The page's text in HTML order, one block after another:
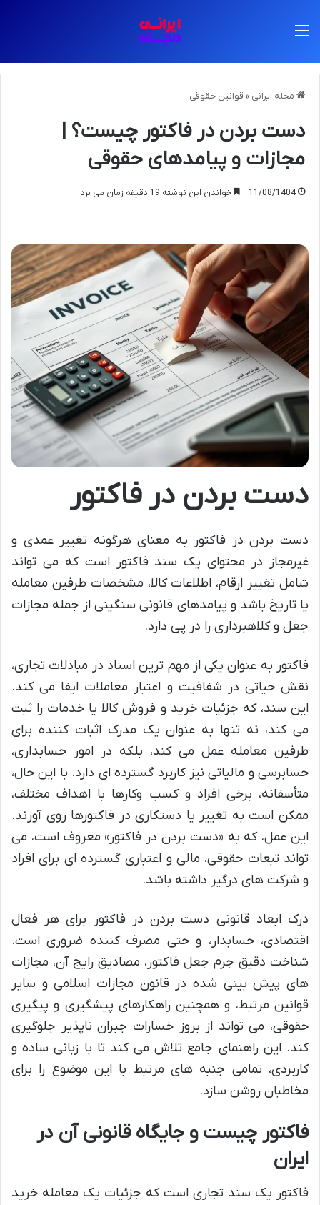
مجله ایرانی » قوانین حقوقی
دست بردن در فاکتور چیست؟ |
مجازات و پیامدهای حقوقی
11/08/1404 خواندن این نوشته 19 دقیقه زمان می برد
دست بردن در فاکتور
دست بردن در فاکتور به معنای هرگونه تغییر عمدی و
غیرمجاز در محتوای یک سند فاکتور است که می تواند
شامل تغییر ارقام، اطلاعات کالا، مشخصات طرفین معامله
یا تاریخ باشد و پیامدهای قانونی سنگینی از جمله مجازات
جعل و کلاهبرداری را در پی دارد.
فاکتور به عنوان یکی از مهم ترین اسناد در مبادلات تجاری،
نقش حیاتی در شفافیت و اعتبار معاملات ایفا می کند.
این سند، که جزئیات خرید و فروش کالا یا خدمات را ثبت
می کند، نه تنها به عنوان یک مدرک اثبات کننده برای
طرفین معامله عمل می کند، بلکه در امور حسابداری،
حسابرسی و مالیاتی نیز کاربرد گسترده ای دارد. با این حال،
متأسفانه، برخی افراد و کسب وکارها با اهداف مختلف،
ممکن است به تغییر یا دستکاری در فاکتورها روی آورند.
این عمل، که به «دست بردن در فاکتور» معروف است، می
تواند تبعات حقوقی، مالی و اعتباری گسترده ای برای افراد
و شرکت های درگیر داشته باشد.
درک ابعاد قانونی دست بردن در فاکتور برای هر فعال
اقتصادی، حسابدار، و حتی مصرف کننده ضروری است.
شناخت دقیق جرم جعل فاکتور، مصادیق رایج آن، مجازات
های پیش بینی شده در قانون مجازات اسلامی و سایر
قوانین مرتبط، و همچنین راهکارهای پیشگیری و پیگیری
حقوقی، می تواند از بروز خسارات جبران ناپذیر جلوگیری
کند. این راهنمای جامع تلاش می کند تا با زبانی ساده و
کاربردی، تمامی جنبه های مرتبط با این موضوع را برای
مخاطبان روشن سازد.
فاکتور چیست و جایگاه قانونی آن در
ایران
فاکتور یک سند تجاری است که جزئیات یک معامله خرید